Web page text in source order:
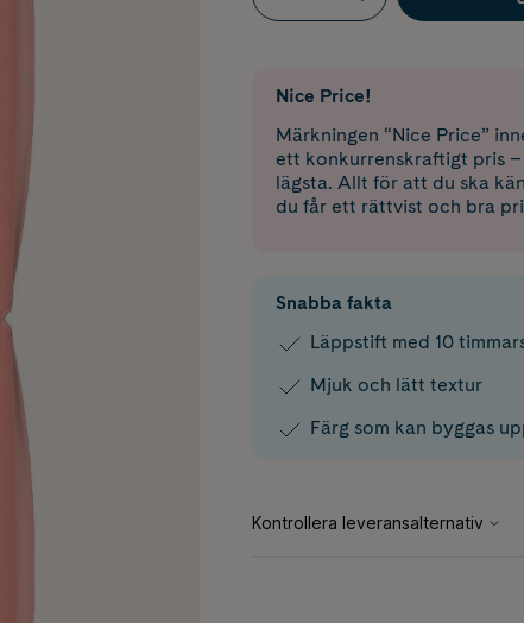
Nice Price!
Märkningen “Nice Price”
ett konkurrenskraftigt pris
lägsta. Allt för att du ska
du får ett rättvist och bra
Snabba fakta
Läppstift med 10
Mjuk och lätt textur
Färg som kan byggas